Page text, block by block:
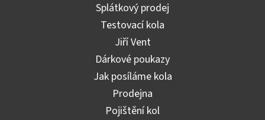
Splátkový prodej
Testovací kola
Jiří Vent
Dárkové poukazy
Jak posíláme kola
Prodejna
Pojištění kol